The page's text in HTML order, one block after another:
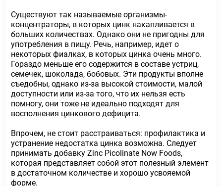
Существуют так называемые организмы-
концентраторы, в которых цинк накапливается в
больших количествах. Однако они не пригодны для
употребления в пищу. Речь, например, идет о
некоторых фиалках, в которых цинка очень много.
Гораздо меньше его содержится в составе устриц,
семечек, шоколада, бобовых. Эти продукты вполне
съедобны, однако из-за высокой стоимости, малой
доступности или из-за того, что их нельзя есть
помногу, они тоже не идеально подходят для
восполнения цинкового дефицита.
Впрочем, не стоит расстраиваться: профилактика и
устранение недостатка цинка возможна. Следует
принимать добавку Zinc Picolinate Now Foods,
которая представляет собой этот полезный элемент
в достаточном количестве и хорошо усвояемой
форме.